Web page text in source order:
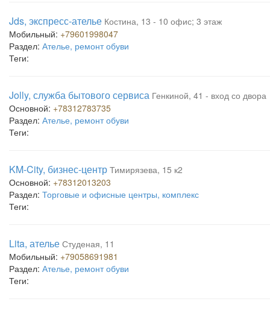
Jds, экспресс-ателье Костина, 13 - 10 офис; 3 этаж
Мобильный: +79601998047
Раздел: Ателье, ремонт обуви
Теги:
Jolly, служба бытового сервиса Генкиной, 41 - вход со двора
Основной: +78312783735
Раздел: Ателье, ремонт обуви
Теги:
KM-City, бизнес-центр Тимирязева, 15 к2
Основной: +78312013203
Раздел: Торговые и офисные центры, комплекс
Теги:
Lita, ателье Студеная, 11
Мобильный: +79058691981
Раздел: Ателье, ремонт обуви
Теги: